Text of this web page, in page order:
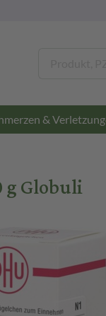
&
g Globuli